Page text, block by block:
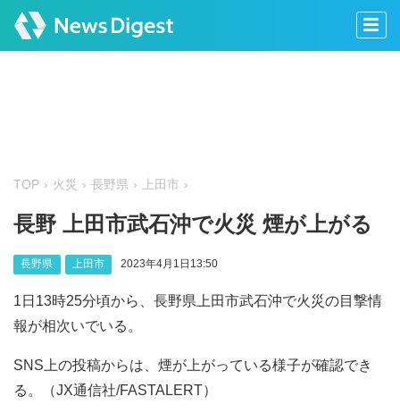
TOP 火災 長野県 上田市
長野 上田市武石沖で火災 煙が上がる
長野県 上田市 2023年4月1日13:50
1日13時25分頃から、長野県上田市武石沖で火災の目撃情
報が相次いでいる。
SNS上の投稿からは、煙が上がっている様子が確認でき
る。（JX通信社/FASTALERT）